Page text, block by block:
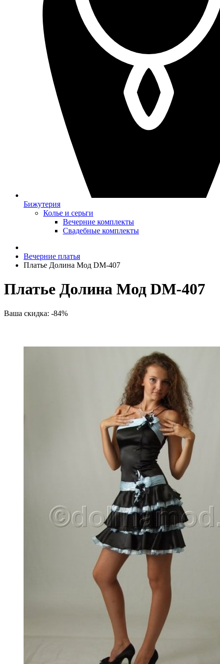
Бижутерия
Колье и серьги
Вечерние комплекты
Свадебные комплекты
Вечерние платья
Платье Долина Мод DM-407
Платье Долина Мод DM-407
Ваша скидка: -84%